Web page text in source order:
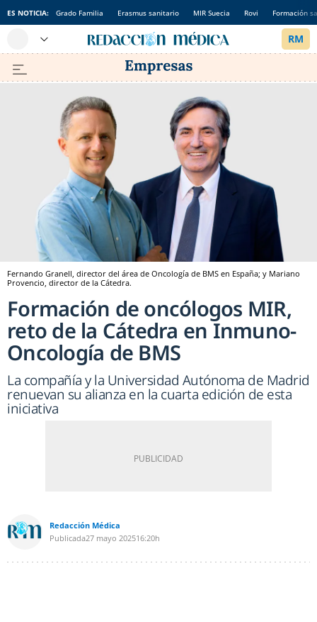
ES NOTICIA: Grado Familia Erasmus sanitario MIR Suecia Rovi Formación
Fernando Granell, director del área de Oncología de BMS en España; y Mariano
Provencio, director de la Cátedra.
Formación de oncólogos MIR,
reto de la Cátedra en Inmuno-
Oncología de BMS
La compañía y la Universidad Autónoma de Madrid
renuevan su alianza en la cuarta edición de esta
iniciativa
Redacción Médica
Publicada27 mayo 202516:20h